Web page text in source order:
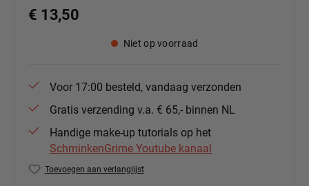
€ 13,50
Niet op voorraad
Voor 17:00 besteld, vandaag verzonden
Gratis verzending v.a. € 65,- binnen NL
Handige make-up tutorials op het
SchminkenGrime Youtube kanaal
Toevoegen aan verlanglijst